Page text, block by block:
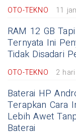
OTO-TEKNO 11
RAM 12 GB
Ternyata Ini
Tidak Disadari
OTO-TEKNO 2 hari
Baterai HP
Terapkan Cara
Lebih Awet
Baterai